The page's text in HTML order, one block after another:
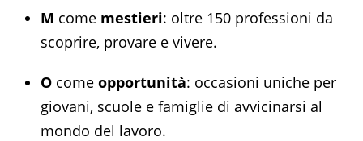
M come mestieri: oltre 150 professioni da
scoprire, provare e vivere.
O come opportunità: occasioni uniche per
giovani, scuole e famiglie di avvicinarsi al
mondo del lavoro.